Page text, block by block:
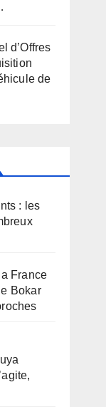
d’Offres
de
: les
France
Bokar